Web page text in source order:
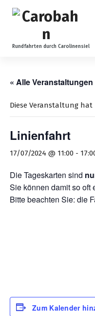
Rundfahrten durch Carolinensiel
« Alle Veranstaltungen
Diese Veranstaltung
Linienfahrt
17/07/2024 @ 11:00 -
Die Tageskarten sind
Sie können damit so oft
Bitte beachten Sie: die
Zum Kalender